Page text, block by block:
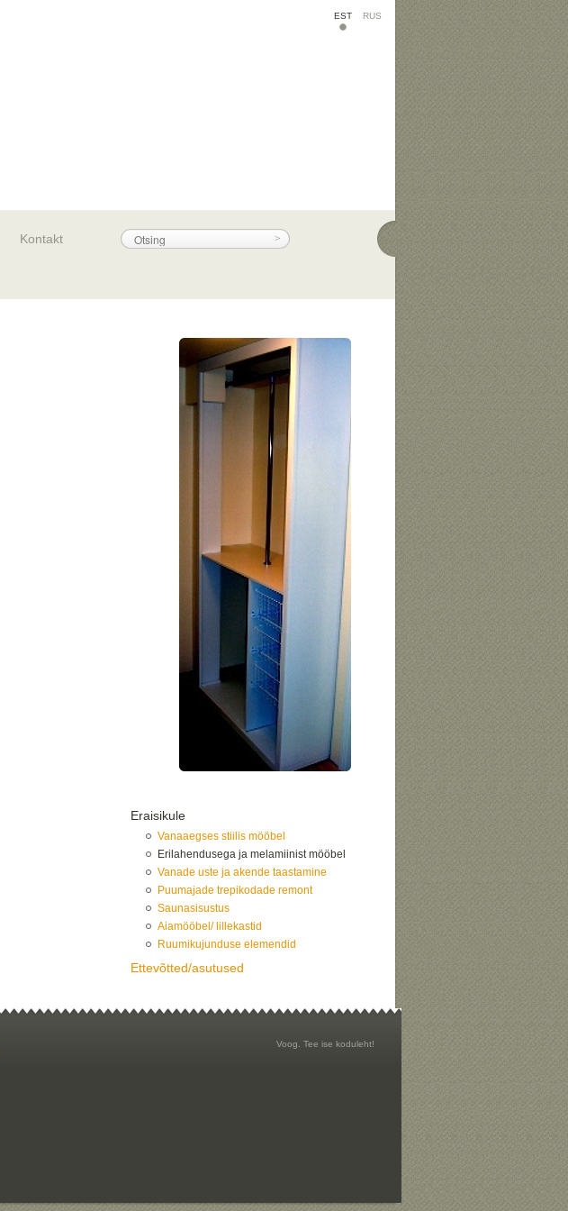
EST RUS
Kontakt
Eraisikule
Vanaaegses stiilis mööbel
Erilahendusega ja melamiinist mööbel
Vanade uste ja akende taastamine
Puumajade trepikodade remont
Saunasisustus
Aiamööbel/ lillekastid
Ruumikujunduse elemendid
Ettevõtted/asutused
Voog. Tee ise koduleht!